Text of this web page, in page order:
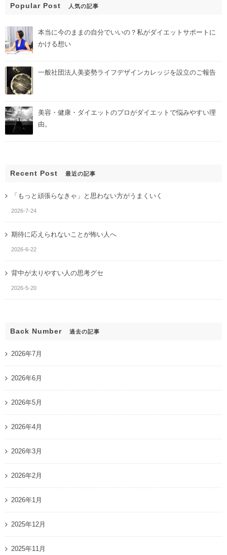
Popular Post 人気の記事
本当に今のままの自分でいいの？私がダイエットサポートに
かける想い
一般社団法人美姿勢ライフデザインカレッジを設立のご報告
美容・健康・ダイエットのプロがダイエットで悩みやすい理
由。
Recent Post 最近の記事
「もっと頑張らなきゃ」と思わない方がうまくいく
2026-7-24
期待に応えられないことが怖い人へ
2026-6-22
背中が太りやすい人の思考グセ
2026-5-20
Back Number 過去の記事
2026年7月
2026年6月
2026年5月
2026年4月
2026年3月
2026年2月
2026年1月
2025年12月
2025年11月